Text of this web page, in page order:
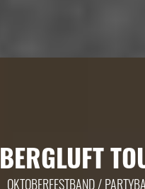
BERGLUFT
OKTOBERFESTBAND /